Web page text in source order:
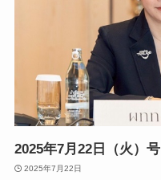
2025年7月22日（火）号
2025年7月22日